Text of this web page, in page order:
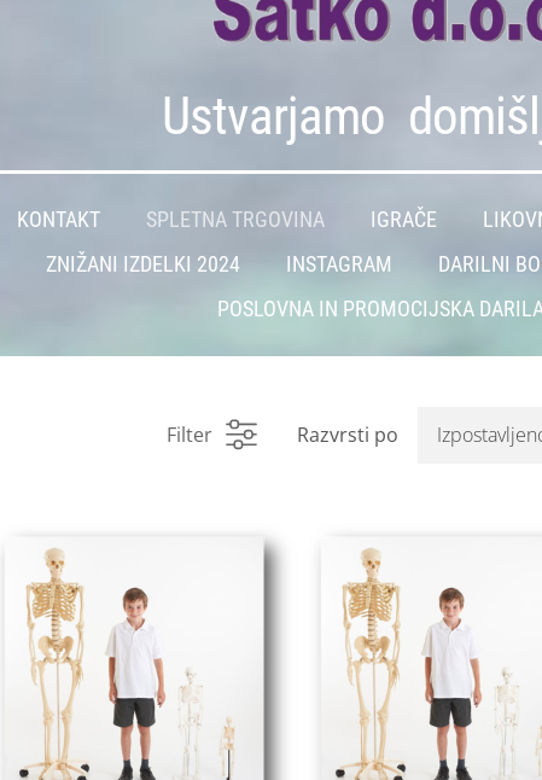
Ustvarjamo
KONTAKT SPLETNA TRGOVINA IGRAČE
ZNIŽANI IZDELKI 2024 INSTAGRAM DARILNI
POSLOVNA IN PROMOCIJSKA
Filter Razvrsti po